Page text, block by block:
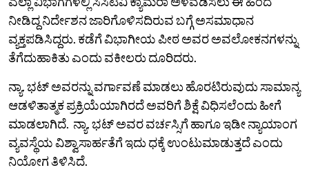
ನೀಡಿದ್ದ ನಿರ್ದೇಶನ ಜಾರಿಗೊಳಿಸದಿರುವ ಬಗ್ಗೆ ಅಸಮಾಧಾನ
ವ್ಯಕ್ತಪಡಿಸಿದ್ದರು. ಕಡೆಗೆ ವಿಭಾಗೀಯ ಪೀಠ ಅವರ ಅವಲೋಕನಗಳನ್ನು
ತೆಗೆದುಹಾಕಿತು ಎಂದು ವಕೀಲರು ದೂರಿದರು.
ನ್ಯಾ. ಭಟ್‌ ಅವರನ್ನು ವರ್ಗಾವಣೆ ಮಾಡಲು ಹೊರಟಿರುವುದು ಸಾಮಾನ್ಯ
ಆಡಳಿತಾತ್ಮಕ ಪ್ರಕ್ರಿಯೆಯಾಗಿರದೆ ಅವರಿಗೆ ಶಿಕ್ಷೆ ವಿಧಿಸಲೆಂದು ಹೀಗೆ
ಮಾಡಲಾಗಿದೆ. ನ್ಯಾ. ಭಟ್ ಅವರ ವರ್ಚಸ್ಸಿಗೆ ಹಾಗೂ ಇಡೀ ನ್ಯಾಯಾಂಗ
ವ್ಯವಸ್ಥೆಯ ವಿಶ್ವಾಸಾರ್ಹತೆಗೆ ಇದು ಧಕ್ಕೆ ಉಂಟುಮಾಡುತ್ತದೆ ಎಂದು
ನಿಯೋಗ ತಿಳಿಸಿದೆ.